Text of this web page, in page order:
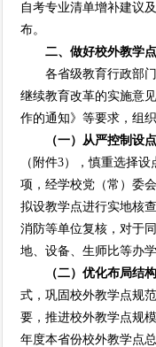
自考专业清单增补建议
布。
二、做好校外教学
各省级教育行政部
继续教育改革的实施意
作的通知》等要求，组织
（一）从严控制设
（附件3），慎重选择设
项，经学校党（常）委
拟设教学点进行实地核
消防等单位复核， 对于
地、设备、生师比等办
（二）优化布局结构
式，巩固校外教学点规
要，推进校外教学点规
年度本省份校外教学点